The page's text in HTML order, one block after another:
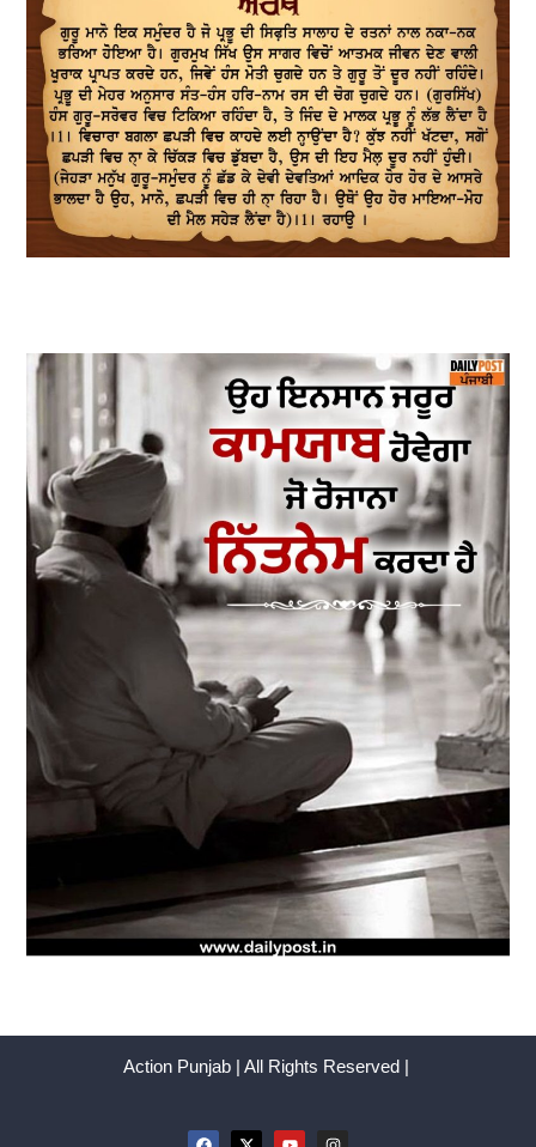
Action Punjab | All Rights Reserved |
F
X
Y
I